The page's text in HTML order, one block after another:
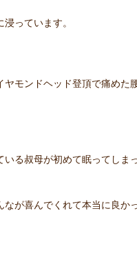
っています。
ヤモンドヘッド登頂で痛めた
る叔母が初めて眠ってしま
が喜んでくれて本当に良か